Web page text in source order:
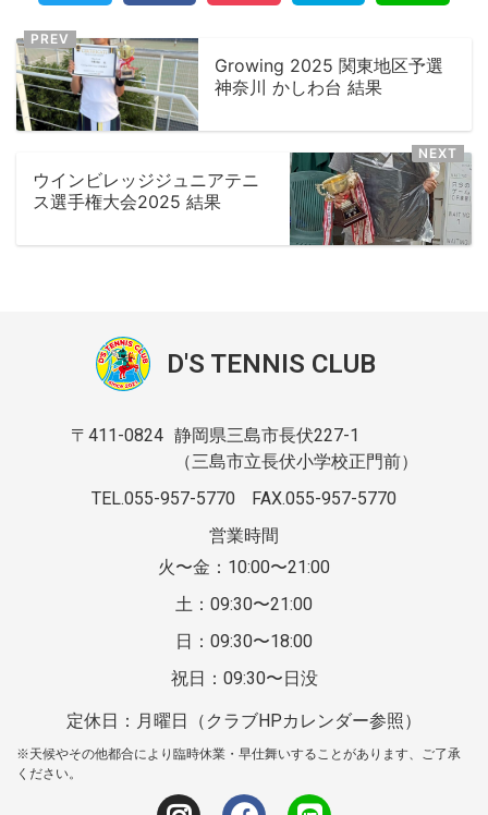
Growing 2025 関東地区予選
神奈川 かしわ台 結果
ウインビレッジジュニアテニ
ス選手権大会2025 結果
D'S TENNIS CLUB
〒411-0824 静岡県三島市長伏227-1
（三島市立長伏小学校正門前）
TEL.055-957-5770
FAX.055-957-5770
営業時間
火〜金：10:00〜21:00
土：09:30〜21:00
日：09:30〜18:00
祝日：09:30〜日没
定休日：月曜日（クラブHPカレンダー参照）
※天候やその他都合により臨時休業・早仕舞いすることがあります、ご了承
ください。